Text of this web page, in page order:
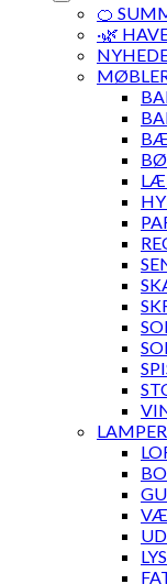
🍊
·🌿
LAMPER